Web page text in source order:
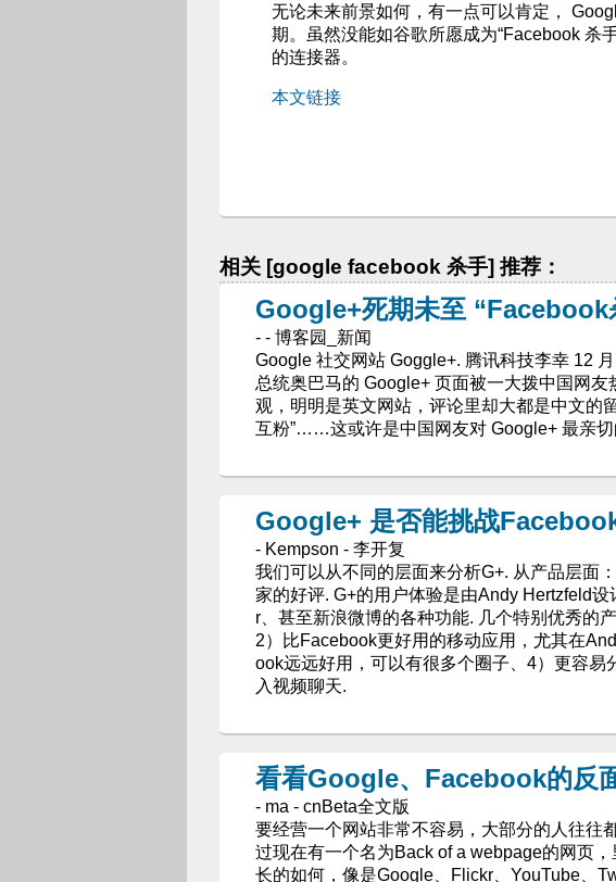
无论未来前景如何，有一点可以肯定，
期。虽然没能如谷歌所愿成为“Facebook 杀
的连接器。
本文链接
相关 [google facebook 杀手] 推荐：
Google+死期未至 “Facebook
- - 博客园_新闻
Google 社交网站 Goggle+. 腾讯科技李幸 12
总统奥巴马的 Google+ 页面被一大拨中国网
观，明明是英文网站，评论里却大都是中文的留
互粉”……这或许是中国网友对 Google+ 最亲切
Google+ 是否能挑战
- Kempson - 李开复
我们可以从不同的层面来分析G+. 从产品层面
家的好评. G+的用户体验是由Andy Hertzfeld
r、甚至新浪微博的各种功能. 几个特别优秀的
2）比Facebook更好用的移动应用，尤其在
ook远远好用，可以有很多个圈子、4）更容易
入视频聊天.
看看Google、Facebook的反
- ma - cnBeta全文版
要经营一个网站非常不容易，大部分的人往往
过现在有一个名为Back of a webpage的网页
长的如何，像是Google、Flickr、YouTube、